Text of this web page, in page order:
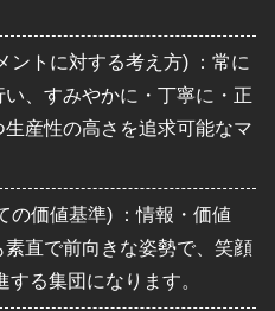
ントに対する考え方) ：常に
、すみやかに・丁寧に・正
産性の高さを追求可能なマ
の価値基準) ：情報・価値
直で前向きな姿勢で、笑顔
る集団になります。